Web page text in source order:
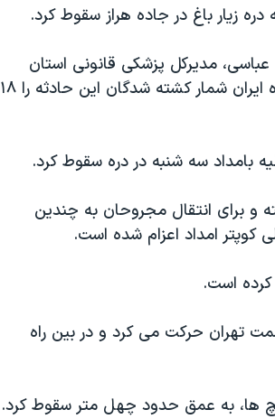
عباسی، مدیرکل پزشکی قانونی استان
مازندران و محمدرضا مهماندار، فرمانده پلیس راه ایران شمار کشته شدگان این حادثه را ۱۸
بامداد سه شنبه در دره سقوط کرد.
بیش از ۴۰ مسافر داشته و برای انتقال مجروحان به چندین
تهران حرکت می کرد و در بین راه
ها، به عمق حدود چهل متر سقوط کرد.